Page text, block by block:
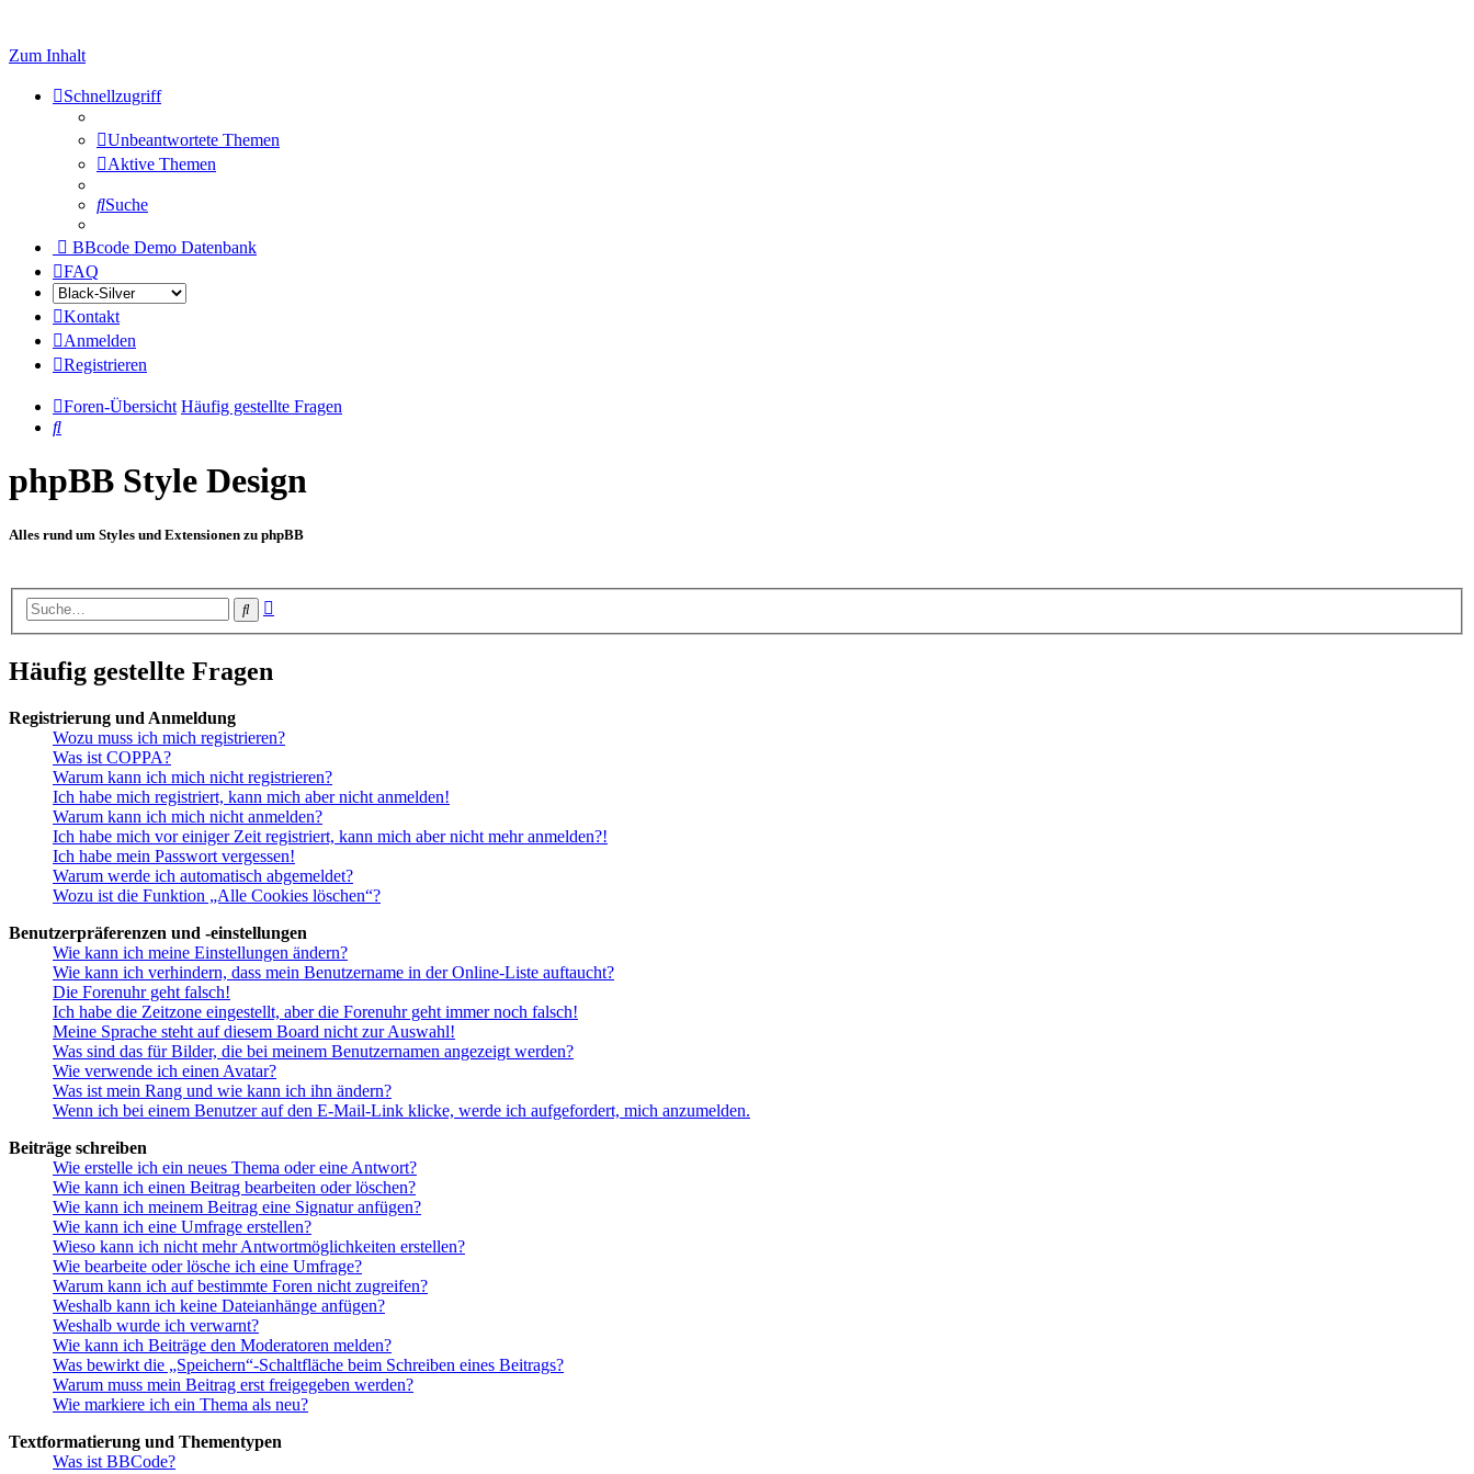
Zum Inhalt
Schnellzugriff
Unbeantwortete Themen
Aktive Themen
Suche
BBcode Demo Datenbank
FAQ
Kontakt
Anmelden
Registrieren
Foren-Übersicht Häufig gestellte Fragen
Suche
phpBB Style Design
Alles rund um Styles und Extensionen zu phpBB
Suche
Häufig gestellte Fragen
Registrierung und Anmeldung
Wozu muss ich mich registrieren?
Was ist COPPA?
Warum kann ich mich nicht registrieren?
Ich habe mich registriert, kann mich aber nicht anmelden!
Warum kann ich mich nicht anmelden?
Ich habe mich vor einiger Zeit registriert, kann mich aber nicht mehr anmelden?!
Ich habe mein Passwort vergessen!
Warum werde ich automatisch abgemeldet?
Wozu ist die Funktion „Alle Cookies löschen“?
Benutzerpräferenzen und -einstellungen
Wie kann ich meine Einstellungen ändern?
Wie kann ich verhindern, dass mein Benutzername in der Online-Liste auftaucht?
Die Forenuhr geht falsch!
Ich habe die Zeitzone eingestellt, aber die Forenuhr geht immer noch falsch!
Meine Sprache steht auf diesem Board nicht zur Auswahl!
Was sind das für Bilder, die bei meinem Benutzernamen angezeigt werden?
Wie verwende ich einen Avatar?
Was ist mein Rang und wie kann ich ihn ändern?
Wenn ich bei einem Benutzer auf den E-Mail-Link klicke, werde ich aufgefordert, mich anzumelden.
Beiträge schreiben
Wie erstelle ich ein neues Thema oder eine Antwort?
Wie kann ich einen Beitrag bearbeiten oder löschen?
Wie kann ich meinem Beitrag eine Signatur anfügen?
Wie kann ich eine Umfrage erstellen?
Wieso kann ich nicht mehr Antwortmöglichkeiten erstellen?
Wie bearbeite oder lösche ich eine Umfrage?
Warum kann ich auf bestimmte Foren nicht zugreifen?
Weshalb kann ich keine Dateianhänge anfügen?
Weshalb wurde ich verwarnt?
Wie kann ich Beiträge den Moderatoren melden?
Was bewirkt die „Speichern“-Schaltfläche beim Schreiben eines Beitrags?
Warum muss mein Beitrag erst freigegeben werden?
Wie markiere ich ein Thema als neu?
Textformatierung und Thementypen
Was ist BBCode?